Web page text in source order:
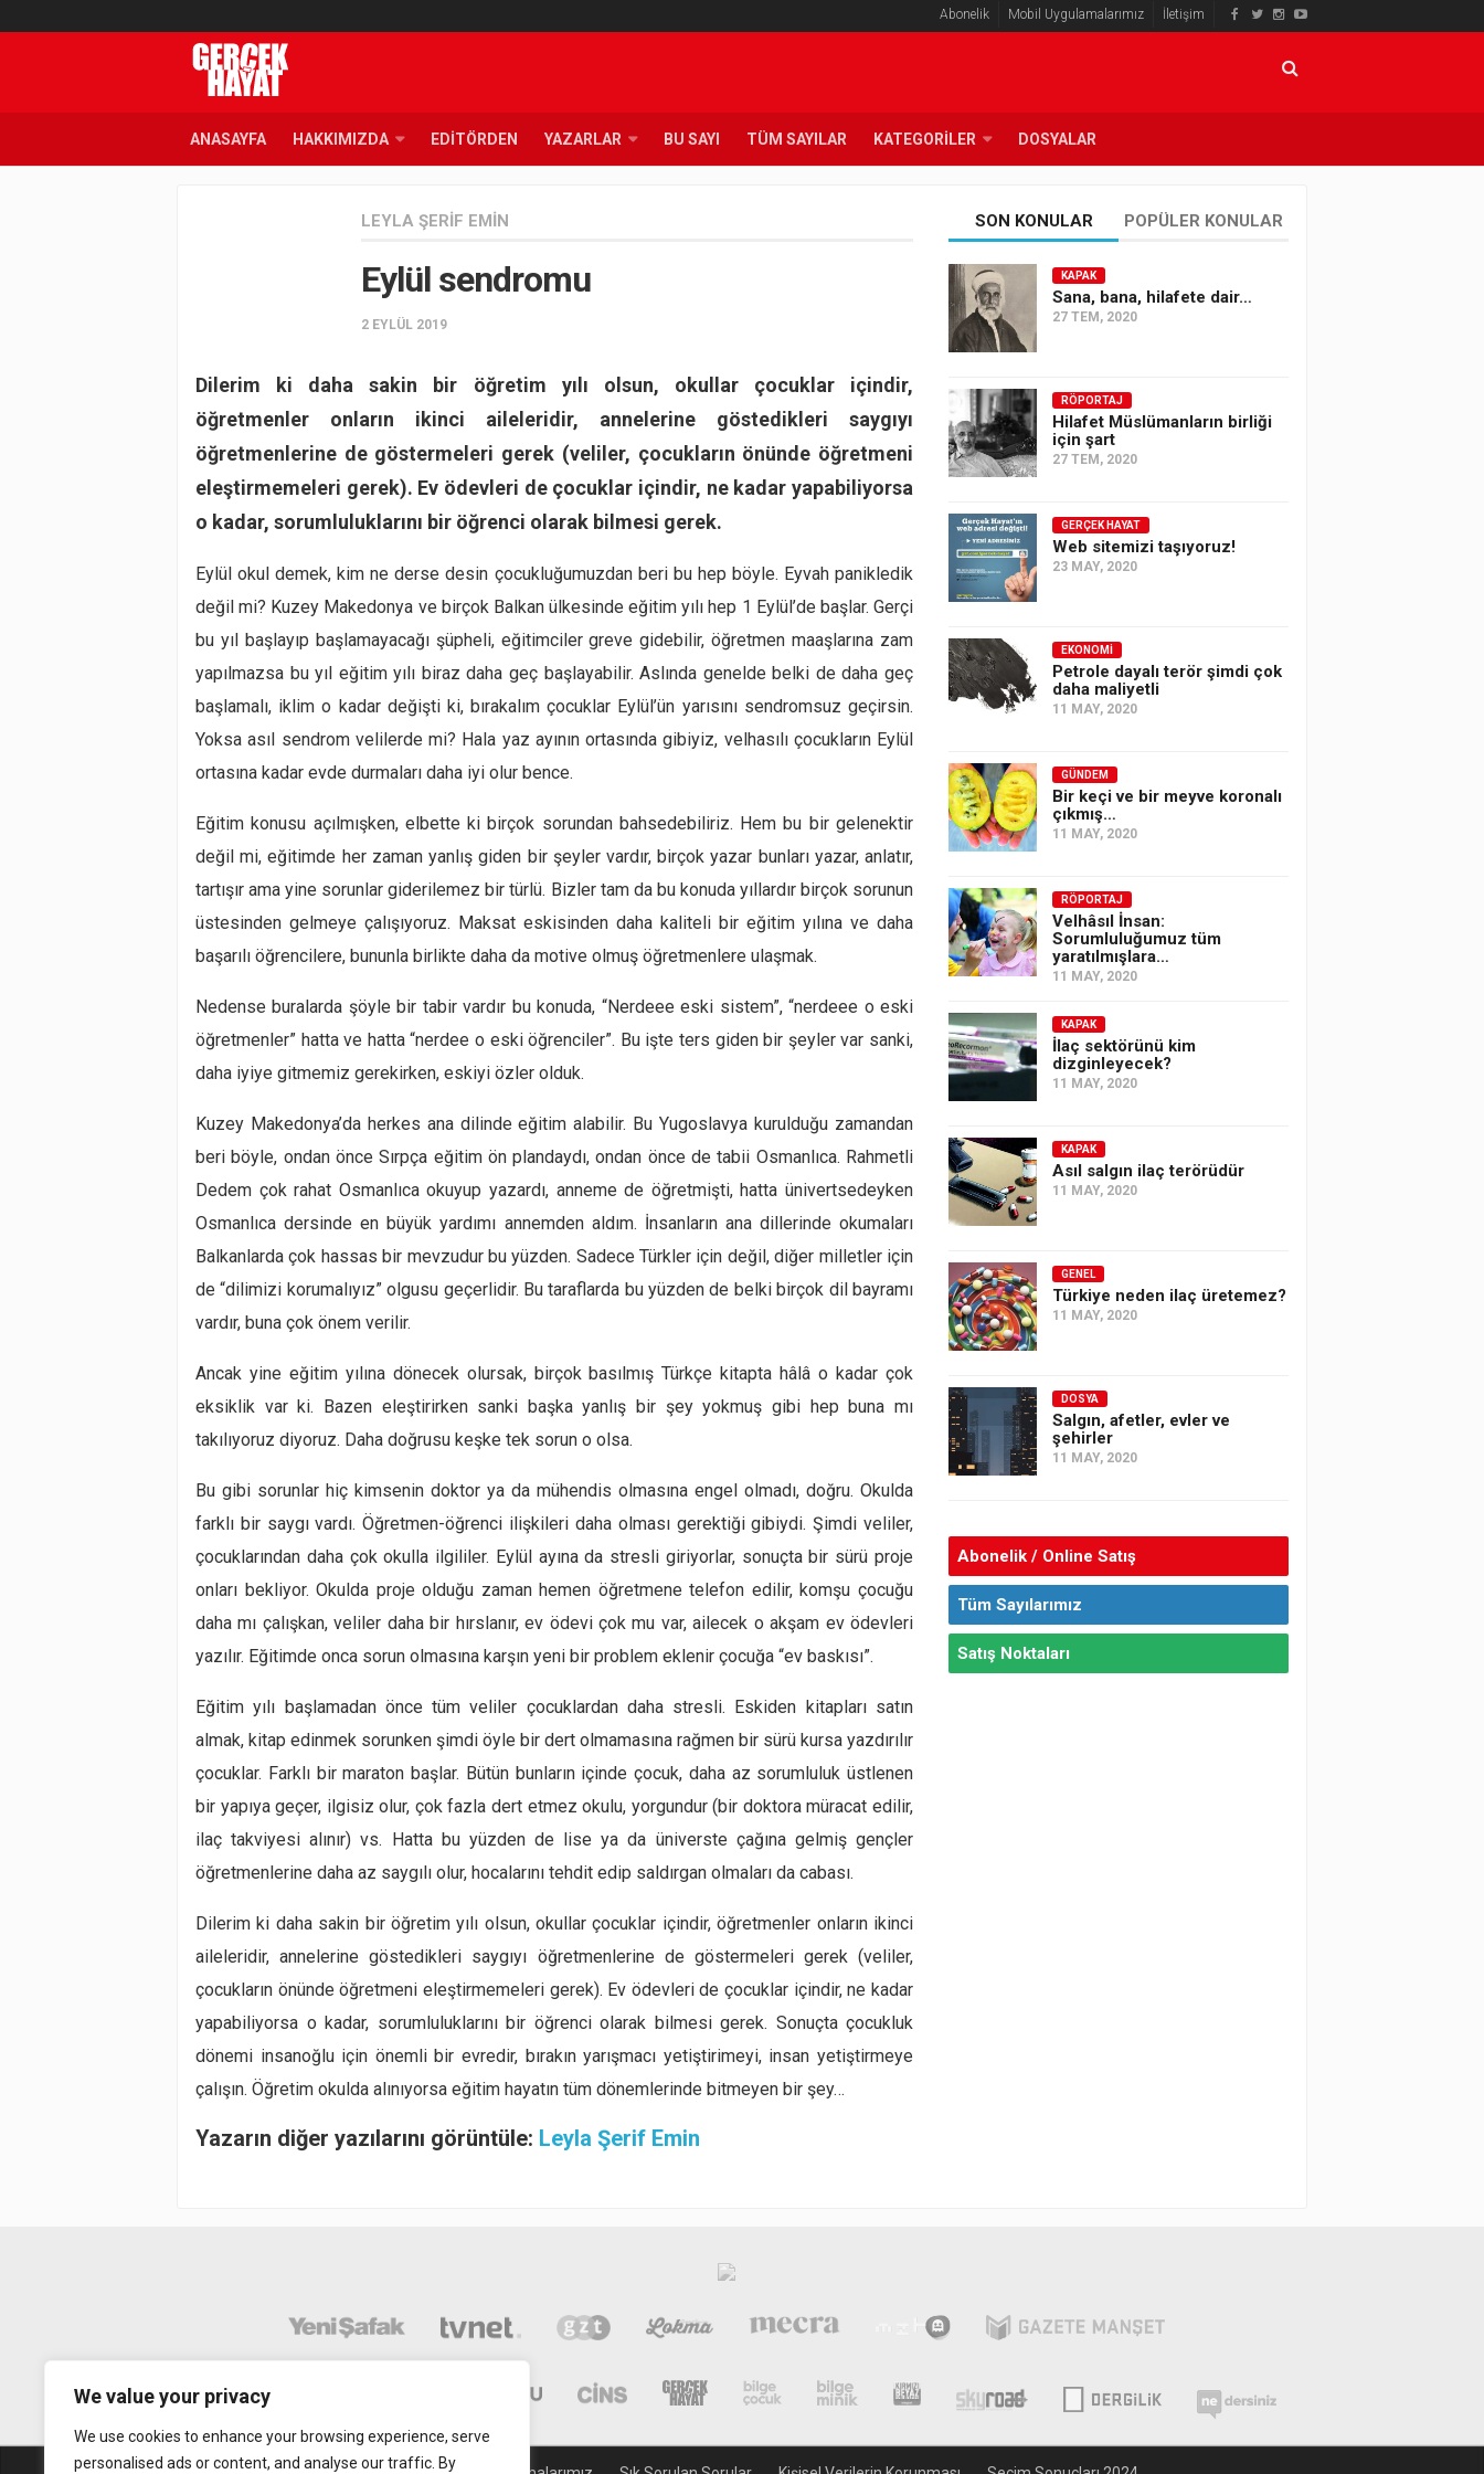
We value your privacy
We use cookies to enhance your browsing experience, serve
personalised ads or content, and analyse our traffic. By
Abonelik Mobil Uygulamalarımız İletişim
ANASAYFA HAKKIMIZDA EDITÖRDEN YAZARLAR BU SAYI TÜM SAYILAR KATEGORILER DOSYALAR
LEYLA ŞERIF EMIN
Eylül sendromu
2 EYLÜL 2019
Dilerim ki daha sakin bir öğretim yılı olsun, okullar çocuklar içindir,
öğretmenler onların ikinci aileleridir, annelerine göstedikleri saygıyı
öğretmenlerine de göstermeleri gerek (veliler, çocukların önünde öğretmeni
eleştirmemeleri gerek). Ev ödevleri de çocuklar içindir, ne kadar yapabiliyorsa
o kadar, sorumluluklarını bir öğrenci olarak bilmesi gerek.
Eylül okul demek, kim ne derse desin çocukluğumuzdan beri bu hep böyle. Eyvah panikledik
değil mi? Kuzey Makedonya ve birçok Balkan ülkesinde eğitim yılı hep 1 Eylül’de başlar. Gerçi
bu yıl başlayıp başlamayacağı şüpheli, eğitimciler greve gidebilir, öğretmen maaşlarına zam
yapılmazsa bu yıl eğitim yılı biraz daha geç başlayabilir. Aslında genelde belki de daha geç
başlamalı, iklim o kadar değişti ki, bırakalım çocuklar Eylül’ün yarısını sendromsuz geçirsin.
Yoksa asıl sendrom velilerde mi? Hala yaz ayının ortasında gibiyiz, velhasılı çocukların Eylül
ortasına kadar evde durmaları daha iyi olur bence.
Eğitim konusu açılmışken, elbette ki birçok sorundan bahsedebiliriz. Hem bu bir gelenektir
değil mi, eğitimde her zaman yanlış giden bir şeyler vardır, birçok yazar bunları yazar, anlatır,
tartışır ama yine sorunlar giderilemez bir türlü. Bizler tam da bu konuda yıllardır birçok sorunun
üstesinden gelmeye çalışıyoruz. Maksat eskisinden daha kaliteli bir eğitim yılına ve daha
başarılı öğrencilere, bununla birlikte daha da motive olmuş öğretmenlere ulaşmak.
Nedense buralarda şöyle bir tabir vardır bu konuda, “Nerdeee eski sistem”, “nerdeee o eski
öğretmenler” hatta ve hatta “nerdee o eski öğrenciler”. Bu işte ters giden bir şeyler var sanki,
daha iyiye gitmemiz gerekirken, eskiyi özler olduk.
Kuzey Makedonya’da herkes ana dilinde eğitim alabilir. Bu Yugoslavya kurulduğu zamandan
beri böyle, ondan önce Sırpça eğitim ön plandaydı, ondan önce de tabii Osmanlıca. Rahmetli
Dedem çok rahat Osmanlıca okuyup yazardı, anneme de öğretmişti, hatta ünivertsedeyken
Osmanlıca dersinde en büyük yardımı annemden aldım. İnsanların ana dillerinde okumaları
Balkanlarda çok hassas bir mevzudur bu yüzden. Sadece Türkler için değil, diğer milletler için
de “dilimizi korumalıyız” olgusu geçerlidir. Bu taraflarda bu yüzden de belki birçok dil bayramı
vardır, buna çok önem verilir.
Ancak yine eğitim yılına dönecek olursak, birçok basılmış Türkçe kitapta hâlâ o kadar çok
eksiklik var ki. Bazen eleştirirken sanki başka yanlış bir şey yokmuş gibi hep buna mı
takılıyoruz diyoruz. Daha doğrusu keşke tek sorun o olsa.
Bu gibi sorunlar hiç kimsenin doktor ya da mühendis olmasına engel olmadı, doğru. Okulda
farklı bir saygı vardı. Öğretmen-öğrenci ilişkileri daha olması gerektiği gibiydi. Şimdi veliler,
çocuklarından daha çok okulla ilgililer. Eylül ayına da stresli giriyorlar, sonuçta bir sürü proje
onları bekliyor. Okulda proje olduğu zaman hemen öğretmene telefon edilir, komşu çocuğu
daha mı çalışkan, veliler daha bir hırslanır, ev ödevi çok mu var, ailecek o akşam ev ödevleri
yazılır. Eğitimde onca sorun olmasına karşın yeni bir problem eklenir çocuğa “ev baskısı”.
Eğitim yılı başlamadan önce tüm veliler çocuklardan daha stresli. Eskiden kitapları satın
almak, kitap edinmek sorunken şimdi öyle bir dert olmamasına rağmen bir sürü kursa yazdırılır
çocuklar. Farklı bir maraton başlar. Bütün bunların içinde çocuk, daha az sorumluluk üstlenen
bir yapıya geçer, ilgisiz olur, çok fazla dert etmez okulu, yorgundur (bir doktora müracat edilir,
ilaç takviyesi alınır) vs. Hatta bu yüzden de lise ya da üniverste çağına gelmiş gençler
öğretmenlerine daha az saygılı olur, hocalarını tehdit edip saldırgan olmaları da cabası.
Dilerim ki daha sakin bir öğretim yılı olsun, okullar çocuklar içindir, öğretmenler onların ikinci
aileleridir, annelerine göstedikleri saygıyı öğretmenlerine de göstermeleri gerek (veliler,
çocukların önünde öğretmeni eleştirmemeleri gerek). Ev ödevleri de çocuklar içindir, ne kadar
yapabiliyorsa o kadar, sorumluluklarını bir öğrenci olarak bilmesi gerek. Sonuçta çocukluk
dönemi insanoğlu için önemli bir evredir, bırakın yarışmacı yetiştirimeyi, insan yetiştirmeye
çalışın. Öğretim okulda alınıyorsa eğitim hayatın tüm dönemlerinde bitmeyen bir şey…
Yazarın diğer yazılarını görüntüle: Leyla Şerif Emin
SON KONULAR POPÜLER KONULAR
KAPAK
Sana, bana, hilafete dair…
27 TEM, 2020
RÖPORTAJ
Hilafet Müslümanların birliği
için şart
27 TEM, 2020
GERÇEK HAYAT
Web sitemizi taşıyoruz!
23 MAY, 2020
EKONOMI
Petrole dayalı terör şimdi çok
daha maliyetli
11 MAY, 2020
GÜNDEM
Bir keçi ve bir meyve koronalı
çıkmış…
11 MAY, 2020
RÖPORTAJ
Velhâsıl İnsan:
Sorumluluğumuz tüm
yaratılmışlara…
11 MAY, 2020
KAPAK
İlaç sektörünü kim
dizginleyecek?
11 MAY, 2020
KAPAK
Asıl salgın ilaç terörüdür
11 MAY, 2020
GENEL
Türkiye neden ilaç üretemez?
11 MAY, 2020
DOSYA
Salgın, afetler, evler ve
şehirler
11 MAY, 2020
Abonelik / Online Satış
Tüm Sayılarımız
Satış Noktaları